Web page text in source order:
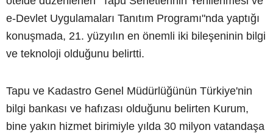
e-Devlet Uygulamaları Tanıtım Programı"nda yaptığı
konuşmada, 21. yüzyılın en önemli iki bileşeninin bilgi
ve teknoloji olduğunu belirtti.
Tapu ve Kadastro Genel Müdürlüğünün Türkiye'nin
bilgi bankası ve hafızası olduğunu belirten Kurum,
bine yakın hizmet birimiyle yılda 30 milyon vatandaşa